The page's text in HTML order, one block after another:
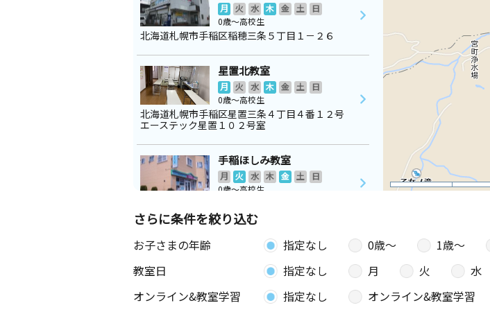
月 火 水 木 金 土
日
0歳～高校生
北海道札幌市手稲区稲穂三条５丁目１－２６
星置北教室
月 火 水 木 金 土
日
0歳～高校生
北海道札幌市手稲区星置三条４丁目４番１２号
エーステック星置１０２号室
手稲ほしみ教室
月 火 水 木 金 土
日
0歳～高校生
さらに条件を絞り込む
お子さまの年齢 指定なし 0歳〜 1歳〜
教室日
指定なし 月 火 水
オンライン&教室学習
指定なし オンライン&教室学習